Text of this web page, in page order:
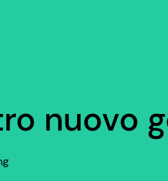
nuovo